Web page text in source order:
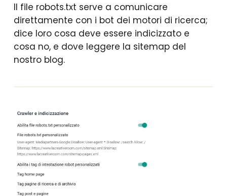
Il file robots.txt serve a comunicare
direttamente con i bot dei motori di ricerca;
dice loro cosa deve essere indicizzato e
cosa no, e dove leggere la sitemap del
nostro blog.